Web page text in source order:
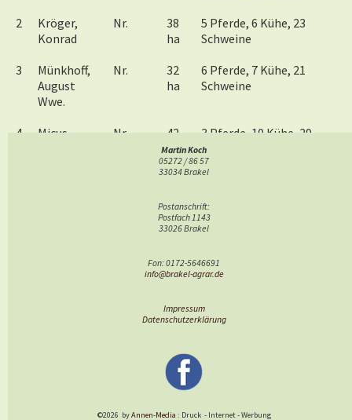
2
Kröger,
Konrad
Nr.
38
ha
5 Pferde, 6 Kühe, 23
Schweine
3
Münkhoff,
August
Wwe.
Nr.
32
ha
6 Pferde, 7 Kühe, 21
Schweine
4
Micus,
Nr.
42
ha
3 Pferde, 10 Kühe, 29
Schweine
21
3 Pferde, 4 Kühe, 12
Das Verzeichnis enthält die Höfe/Güter ab 20 ha. Der Eintrag
war freiwillig und ist i.d. R. vollständig.
Martin Koch
05272 / 86 57
33034 Brakel
Postanschrift:
Postfach 1143
33026 Brakel
Fon: 0172-5646691
info@brakel-agrar.de
Impressum
Datenschutzerklärung
©2026 byAnnen-Media : Druck - Internet-Werbung